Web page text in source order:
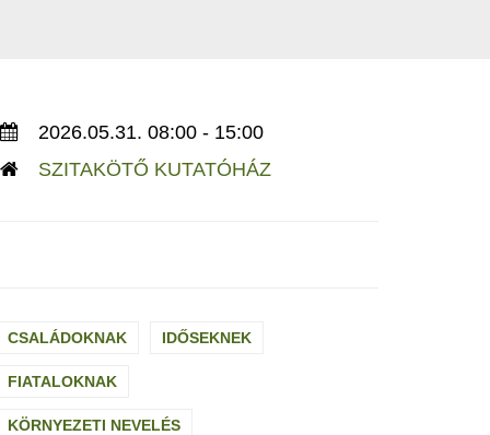
2026.05.31. 08:00 - 15:00
SZITAKÖTŐ KUTATÓHÁZ
CSALÁDOKNAK IDŐSEKNEK
FIATALOKNAK
KÖRNYEZETI NEVELÉS